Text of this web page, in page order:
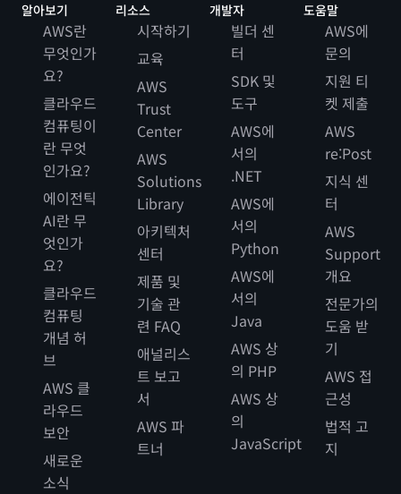
자세히 알아보기
알아보기
AWS란
무엇인가
요?
클라우드
컴퓨팅이
란 무엇
인가요?
에이전틱
AI란 무
엇인가
요?
클라우드
컴퓨팅
개념 허
브
AWS 클
라우드
보안
새로운
소식
리소스
시작하기
교육
AWS
Trust
Center
AWS
Solutions
Library
아키텍처
센터
제품 및
기술 관
련 FAQ
애널리스
트 보고
서
AWS 파
트너
개발자
빌더 센
터
SDK 및
도구
AWS에
서의
.NET
AWS에
서의
Python
AWS에
서의
Java
AWS 상
의 PHP
AWS 상
의
JavaScript
도움말
AWS에
문의
지원 티
켓 제출
AWS
re:Post
지식 센
터
AWS
Support
개요
전문가의
도움 받
기
AWS 접
근성
법적 고
지